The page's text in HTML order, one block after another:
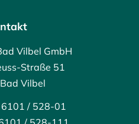
Vilbel GmbH
Straße 51
Vilbel
/ 528-01